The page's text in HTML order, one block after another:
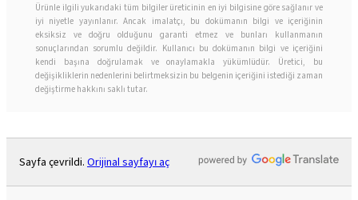
Ürünle ilgili yukarıdaki tüm bilgiler üreticinin en iyi bilgisine göre sağlanır ve
iyi niyetle yayınlanır. Ancak imalatçı, bu dokümanın bilgi ve içeriğinin
eksiksiz ve doğru olduğunu garanti etmez ve bunları kullanmanın
sonuçlarından sorumlu değildir. Kullanıcı bu dokümanın bilgi ve içeriğini
kendi başına doğrulamak ve onaylamakla yükümlüdür. Üretici, bu
değişikliklerin nedenlerini belirtmeksizin bu belgenin içeriğini istediği zaman
değiştirme hakkını saklı tutar.
Sayfa çevrildi. Orijinal sayfayı aç